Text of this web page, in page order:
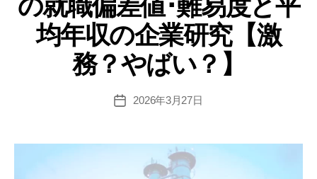
ポ
レ
ー
テ
ド
の就職偏差値･難易度と平
均年収の企業研究【激
務？やばい？】
投
2026年3月27日